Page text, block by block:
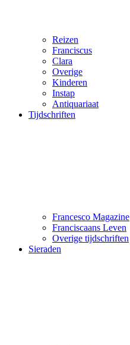
Reizen
Franciscus
Clara
Overige
Kinderen
Instap
Antiquariaat
Tijdschriften
Francesco Magazine
Franciscaans Leven
Overige tijdschriften
Sieraden